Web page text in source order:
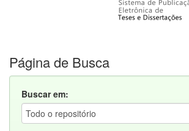
Página de Busca
Buscar em: